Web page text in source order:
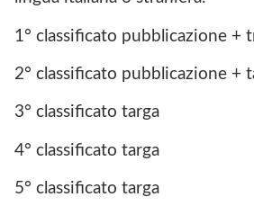
1° classificato pubblicazione +
2° classificato pubblicazione +
3° classificato targa
4° classificato targa
5° classificato targa